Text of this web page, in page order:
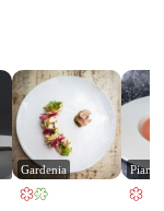
Gardenia